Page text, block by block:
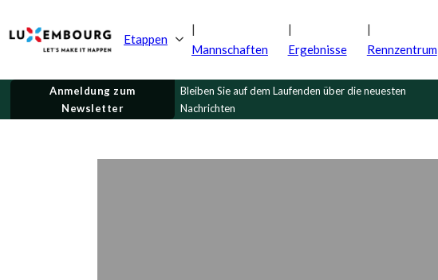
Etappen
Mannschaften Ergebnisse Rennzentrum
Anmeldung zum
Newsletter
Bleiben Sie auf dem Laufenden über die neuesten
Nachrichten